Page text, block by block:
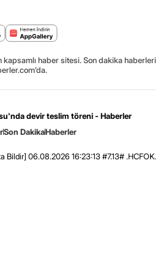
kapsamlı haber sitesi. Son dakika haberleri
devir teslim töreni - Haberler
Son DakikaHaberler
Bildir] 06.08.2026 16:23:13 #7.13# .HCFOK.